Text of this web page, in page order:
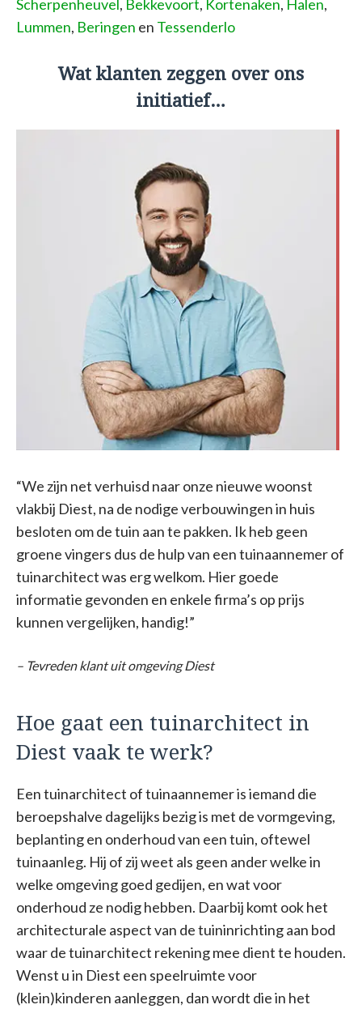
Scherpenheuvel , Bekkevoort, Kortenaken, Halen,
Lummen, Beringen en Tessenderlo
Wat klanten zeggen over ons
initiatief…
“We zijn net verhuisd naar onze nieuwe woonst
vlakbij Diest, na de nodige verbouwingen in huis
besloten om de tuin aan te pakken. Ik heb geen
groene vingers dus de hulp van een tuinaannemer of
tuinarchitect was erg welkom. Hier goede
informatie gevonden en enkele firma’s op prijs
kunnen vergelijken, handig!”
– Tevreden klant uit omgeving Diest
Hoe gaat een tuinarchitect in
Diest vaak te werk?
Een tuinarchitect of tuinaannemer is iemand die
beroepshalve dagelijks bezig is met de vormgeving,
beplanting en onderhoud van een tuin, oftewel
tuinaanleg. Hij of zij weet als geen ander welke in
welke omgeving goed gedijen, en wat voor
onderhoud ze nodig hebben. Daarbij komt ook het
architecturale aspect van de tuininrichting aan bod
waar de tuinarchitect rekening mee dient te houden.
Wenst u in Diest een speelruimte voor
(klein)kinderen aanleggen, dan wordt die in het